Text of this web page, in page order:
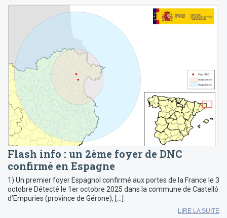
Flash info : un 2ème foyer de DNC
confirmé en Espagne
1) Un premier foyer Espagnol confirmé aux portes de la France le 3
octobre Détecté le 1er octobre 2025 dans la commune de Castelló
d’Empuries (province de Gérone), […]
LIRE LA SUITE